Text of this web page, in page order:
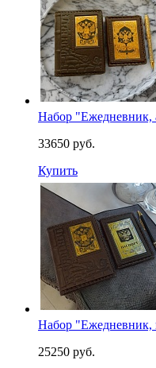
Набор "Ежедневник,
33650 руб.
Купить
Набор "Ежедневник,
25250 руб.